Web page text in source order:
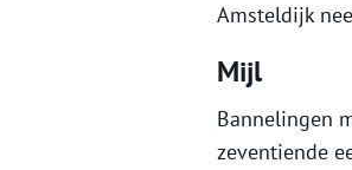
Amsteldijk
Mijl
Bannelingen
zeventiende